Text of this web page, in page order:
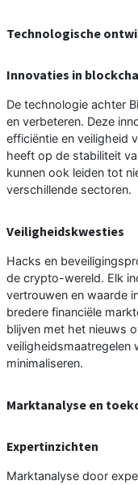
Technologische
Innovaties in
De technologie achter
en verbeteren. Deze
efficiëntie en veiligheid
heeft op de stabiliteit
kunnen ook leiden tot
verschillende sectoren.
Veiligheidskwesties
Hacks en
de crypto-wereld. Elk
vertrouwen en waarde
bredere financiële
blijven met het nieuws
veiligheidsmaatregelen
minimaliseren.
Marktanalyse en
Expertinzichten
Marktanalyse door